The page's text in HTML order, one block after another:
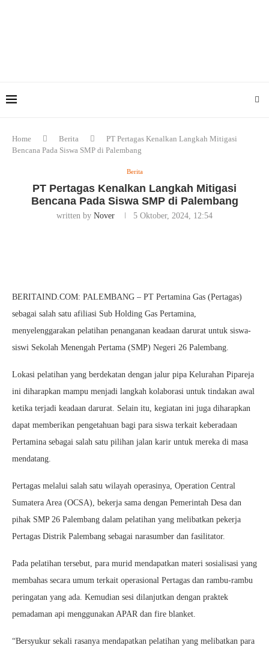
Home Berita
PT Pertagas Kenalkan Langkah Mitigasi
Bencana Pada Siswa SMP di Palembang
Berita
PT Pertagas Kenalkan Langkah Mitigasi
Bencana Pada Siswa SMP di Palembang
written by Nover 5 Oktober, 2024, 12:54
BERITAIND.COM: PALEMBANG – PT Pertamina Gas (Pertagas)
sebagai salah satu afiliasi Sub Holding Gas Pertamina,
menyelenggarakan pelatihan penanganan keadaan darurat untuk siswa-
siswi Sekolah Menengah Pertama (SMP) Negeri 26 Palembang.
Lokasi pelatihan yang berdekatan dengan jalur pipa Kelurahan Pipareja
ini diharapkan mampu menjadi langkah kolaborasi untuk tindakan awal
ketika terjadi keadaan darurat. Selain itu, kegiatan ini juga diharapkan
dapat memberikan pengetahuan bagi para siswa terkait keberadaan
Pertamina sebagai salah satu pilihan jalan karir untuk mereka di masa
mendatang.
Pertagas melalui salah satu wilayah operasinya, Operation Central
Sumatera Area (OCSA), bekerja sama dengan Pemerintah Desa dan
pihak SMP 26 Palembang dalam pelatihan yang melibatkan pekerja
Pertagas Distrik Palembang sebagai narasumber dan fasilitator.
Pada pelatihan tersebut, para murid mendapatkan materi sosialisasi yang
membahas secara umum terkait operasional Pertagas dan rambu-rambu
peringatan yang ada. Kemudian sesi dilanjutkan dengan praktek
pemadaman api menggunakan APAR dan fire blanket.
“Bersyukur sekali rasanya mendapatkan pelatihan yang melibatkan para